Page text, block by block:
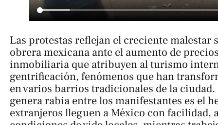
Las protestas reflejan el creciente malestar
obrera mexicana ante el aumento de
inmobiliaria que atribuyen al turismo
gentrificación, fenómenos que han
en varios barrios tradicionales de la
genera rabia entre los manifestantes es el
extranjeros lleguen a México con facilidad,